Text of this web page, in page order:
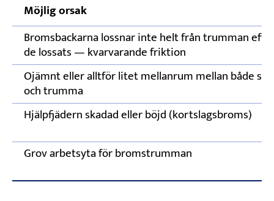
Möjlig orsak
Bromsbackarna lossnar inte helt från trumman
de lossats — kvarvarande friktion
Ojämnt eller alltför litet mellanrum mellan både
och trumma
Hjälpfjädern skadad eller böjd (kortslagsbroms)
Grov arbetsyta för bromstrumman